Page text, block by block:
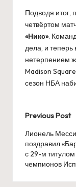
Подводя итог,
четвёртом
«Никс».
дела, и теперь
нетерпением
Madison
сезон НБА
Post
Previous Post
Лионель
поздравил
с 29-м титулом
чемпионов